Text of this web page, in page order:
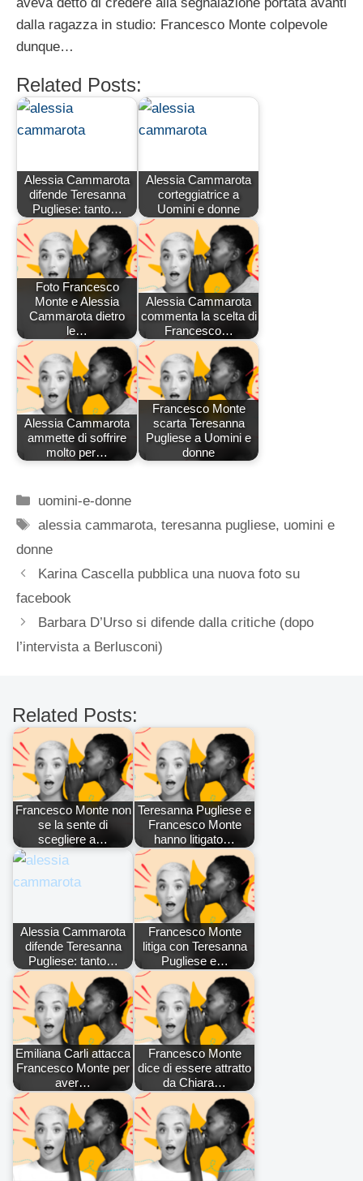
dalla ragazza in studio: Francesco Monte colpevole
dunque…
Related Posts:
Alessia Cammarota
difende Teresanna
Pugliese: tanto…
Alessia Cammarota
corteggiatrice a
Uomini e donne
Foto Francesco
Monte e Alessia
Cammarota dietro
le…
Alessia Cammarota
commenta la scelta di
Francesco…
Alessia Cammarota
ammette di soffrire
molto per…
Francesco Monte
scarta Teresanna
Pugliese a Uomini e
donne
Categorie
uomini-e-donne
Tag
alessia cammarota,teresanna pugliese, uomini e
donne
Karina Cascella pubblica una nuova foto su
facebook
Barbara D’Urso si difende dalla critiche (dopo
l’intervista a Berlusconi)
Related Posts:
Francesco Monte non
se la sente di
scegliere a…
Teresanna Pugliese e
Francesco Monte
hanno litigato…
Alessia Cammarota
difende Teresanna
Pugliese: tanto…
Francesco Monte
litiga con Teresanna
Pugliese e…
Emiliana Carli attacca
Francesco Monte per
aver…
Francesco Monte
dice di essere attratto
da Chiara…